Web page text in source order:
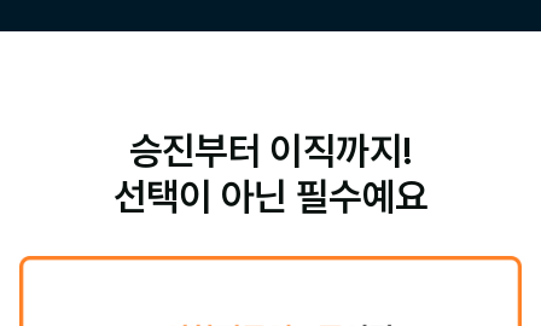
승진부터 이직까지!
선택이 아닌 필수예요